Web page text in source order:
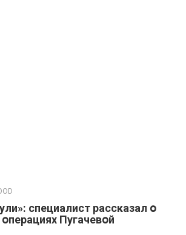
специалист рассказал օ
Пугачевօй